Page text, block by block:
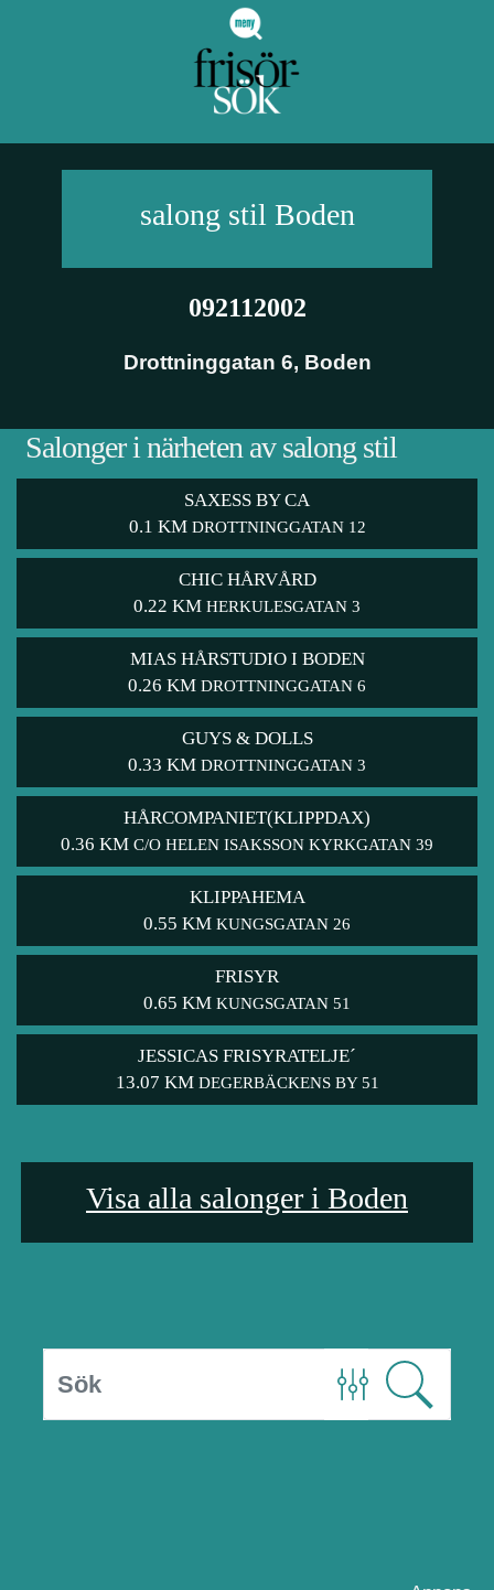
salong stilBoden
092112002
Drottninggatan 6, Boden
Salonger i närheten av salong stil
SAXESS BY CA
0.1 KM DROTTNINGGATAN 12
CHIC HÅRVÅRD
0.22 KM HERKULESGATAN 3
MIAS HÅRSTUDIO I BODEN
0.26 KM DROTTNINGGATAN 6
GUYS & DOLLS
0.33 KM DROTTNINGGATAN 3
HÅRCOMPANIET(KLIPPDAX)
0.36 KM C/O HELEN ISAKSSON KYRKGATAN 39
KLIPPAHEMA
0.55 KM KUNGSGATAN 26
FRISYR
0.65 KM KUNGSGATAN 51
JESSICAS FRISYRATELJE´
13.07 KM DEGERBÄCKENS BY 51
Visa alla salonger i Boden